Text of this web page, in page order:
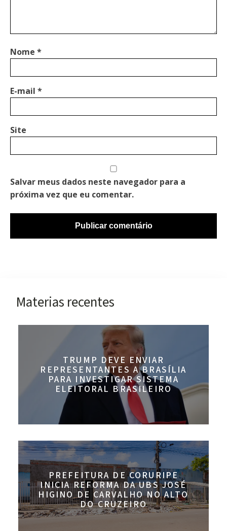
Nome *
E-mail *
Site
Salvar meus dados neste navegador para a
próxima vez que eu comentar.
Materias recentes
TRUMP DEVE ENVIAR
REPRESENTANTES A BRASÍLIA
PARA INVESTIGAR SISTEMA
ELEITORAL BRASILEIRO
PREFEITURA DE CORURIPE
INICIA REFORMA DA UBS JOSÉ
HIGINO DE CARVALHO NO ALTO
DO CRUZEIRO